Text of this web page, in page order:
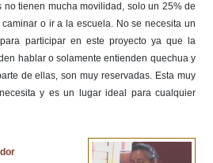
tienen mucha movilidad, solo un 25% de
o ir a la escuela. No se necesita un
participar en este proyecto ya que la
hablar o solamente entienden quechua y
de ellas, son muy reservadas. Esta muy
y es un lugar ideal para cualquier